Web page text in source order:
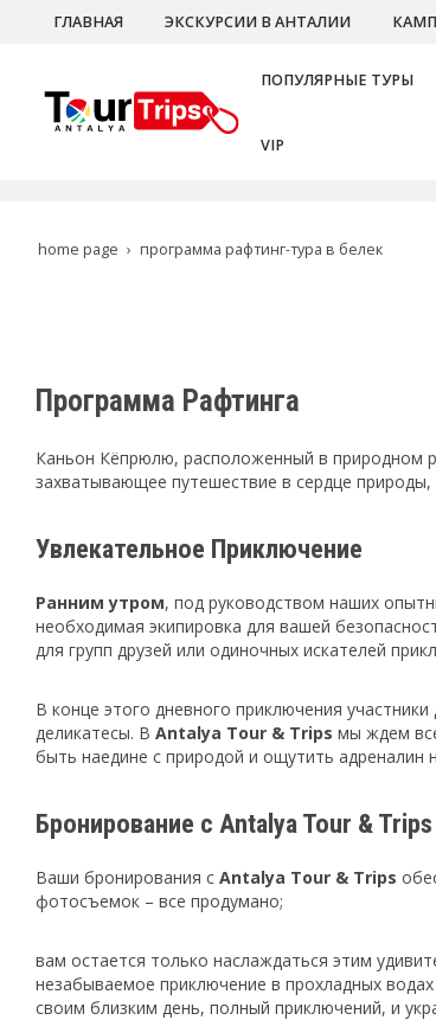
ГЛАВНАЯ ЭКСКУРСИИ В АНТАЛИИ
ПОПУЛЯРНЫЕ ТУРЫ
VIP
home page программа рафтинг-тура в белек
Программа Рафтинга
Каньон Кёпрюлю, расположенный в природном
захватывающее путешествие в сердце
Увлекательное Приключение
Ранним утром, под руководством наших
необходимая экипировка для вашей
для групп друзей или одиночных искателей
В конце этого дневного приключения
деликатесы. В Antalya Tour & Trips мы ждем
быть наедине с природой и ощутить адреналин
Бронирование с Antalya Tour & Trips
Ваши бронирования с Antalya Tour & Trips
фотосъемок – все продумано;
вам остается только наслаждаться этим
незабываемое приключение в прохладных водах
своим близким день, полный приключений, и